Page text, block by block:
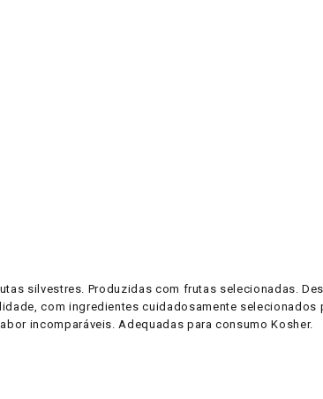
silvestres. Produzidas com frutas selecionadas.
com ingredientes cuidadosamente selecionados
incomparáveis. Adequadas para consumo Kosher.